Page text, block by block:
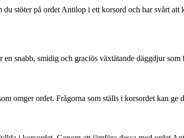
stöter på ordet Antilop i ett korsord och har svårt
snabb, smidig och graciös växtätande däggdjur som
omger ordet. Frågorna som ställs i korsordet kan